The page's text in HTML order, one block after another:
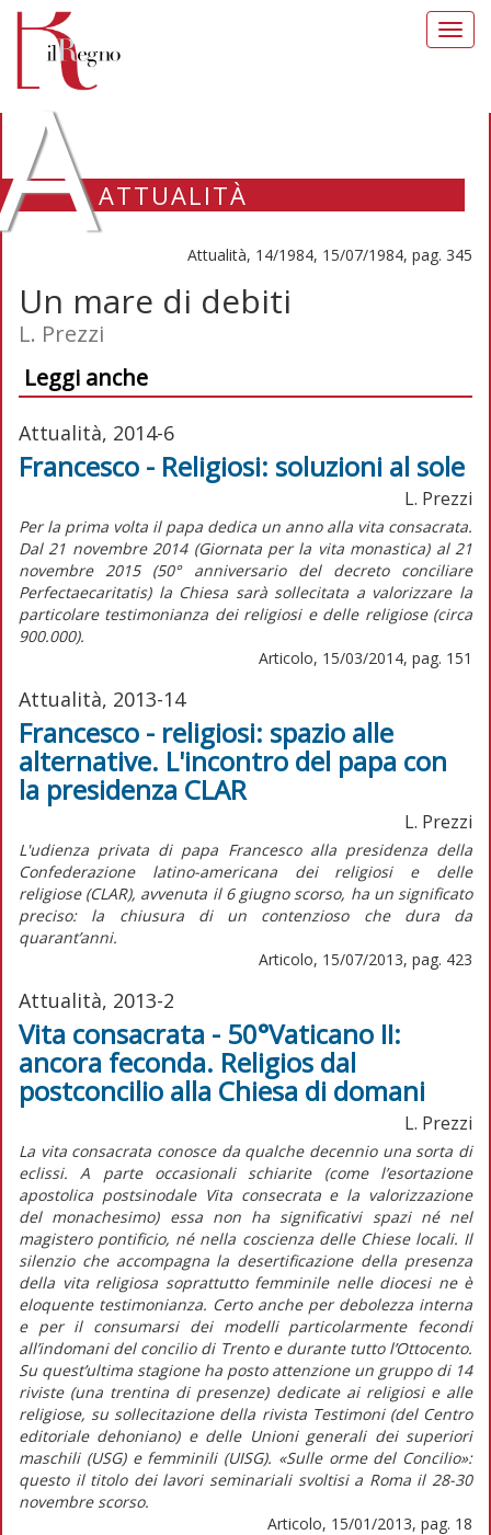
ATTUALITÀ
Attualità, 14/1984, 15/07/1984, pag. 345
Un mare di debiti
L. Prezzi
Leggi anche
Attualità, 2014-6
Francesco - Religiosi: soluzioni al sole
L. Prezzi
Per la prima volta il papa dedica un anno alla vita consacrata.
Dal 21 novembre 2014 (Giornata per la vita monastica) al 21
novembre 2015 (50° anniversario del decreto conciliare
Perfectaecaritatis) la Chiesa sarà sollecitata a valorizzare la
particolare testimonianza dei religiosi e delle religiose (circa
900.000).
Articolo, 15/03/2014, pag. 151
Attualità, 2013-14
Francesco - religiosi: spazio alle
alternative. L'incontro del papa con
la presidenza CLAR
L. Prezzi
L'udienza privata di papa Francesco alla presidenza della
Confederazione latino-americana dei religiosi e delle
religiose (CLAR), avvenuta il 6 giugno scorso, ha un significato
preciso: la chiusura di un contenzioso che dura da
quarant’anni.
Articolo, 15/07/2013, pag. 423
Attualità, 2013-2
Vita consacrata - 50°Vaticano II:
ancora feconda. Religios dal
postconcilio alla Chiesa di domani
L. Prezzi
La vita consacrata conosce da qualche decennio una sorta di
eclissi. A parte occasionali schiarite (come l’esortazione
apostolica postsinodale Vita consecrata e la valorizzazione
del monachesimo) essa non ha significativi spazi né nel
magistero pontificio, né nella coscienza delle Chiese locali. Il
silenzio che accompagna la desertificazione della presenza
della vita religiosa soprattutto femminile nelle diocesi ne è
eloquente testimonianza. Certo anche per debolezza interna
e per il consumarsi dei modelli particolarmente fecondi
all’indomani del concilio di Trento e durante tutto l’Ottocento.
Su quest’ultima stagione ha posto attenzione un gruppo di 14
riviste (una trentina di presenze) dedicate ai religiosi e alle
religiose, su sollecitazione della rivista Testimoni (del Centro
editoriale dehoniano) e delle Unioni generali dei superiori
maschili (USG) e femminili (UISG). «Sulle orme del Concilio»:
questo il titolo dei lavori seminariali svoltisi a Roma il 28-30
novembre scorso.
Articolo, 15/01/2013, pag. 18